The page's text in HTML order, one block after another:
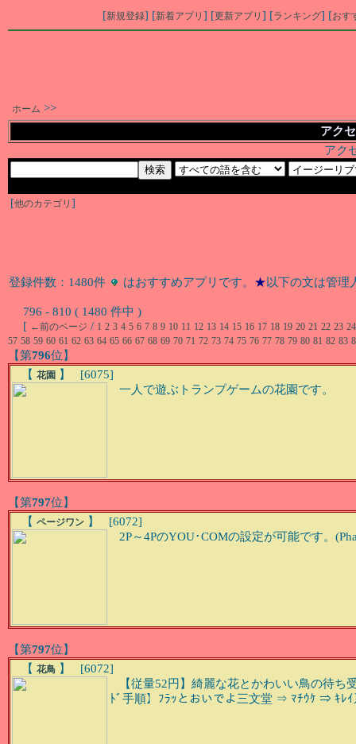
[新規登録] [新着アプリ ] [更新アプリ ] [ランキング] [おす
ホーム >>
アク
アク
[他のカテゴリ ]
登録件数：1480件 はおすすめアプリです。 ★以下の文は管理
796 - 810 ( 1480 件中 )
[ ←前のページ / 1 2 3 4 5 6 7 8 9 10 11 12 13 14 15 16 17 18 19 20 21 22 23 24
57 58 59 60 61 62 63 64 65 66 67 68 69 70 71 72 73 74 75 76 77 78 79 80 81 82 83
【第796位】
【 花園 】 [6075]
一人で遊ぶトランプゲームの花園です。
【第797位】
【 ページワン 】 [6072]
2P～4PのYOU･COMの設定が可能です。
【第797位】
【 花鳥 】 [6072]
【従量52円】綺麗な花とかわいい鳥の待ち
ﾄﾞ手順】ﾌﾗｯとおいでよ三文堂 ⇒ ﾏﾁｳｹ ⇒ ｷ